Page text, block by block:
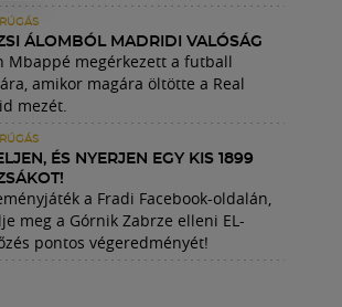
ÁLOMBÓL MADRIDI VALÓSÁG
Mbappé megérkezett a futball
amikor magára öltötte a Real
mezét.
ÉS NYERJEN EGY KIS 1899
a Fradi Facebook-oldalán,
meg a Górnik Zabrze elleni EL-
pontos végeredményét!